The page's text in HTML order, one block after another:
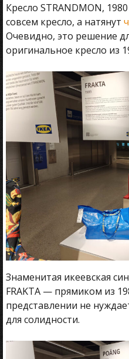
Кресло STRANDMON,
совсем кресло, а натянут
Очевидно, это решение
оригинальное кресло из
Знаменитая икеевская
FRAKTA — прямиком из
представлении не
для солидности.